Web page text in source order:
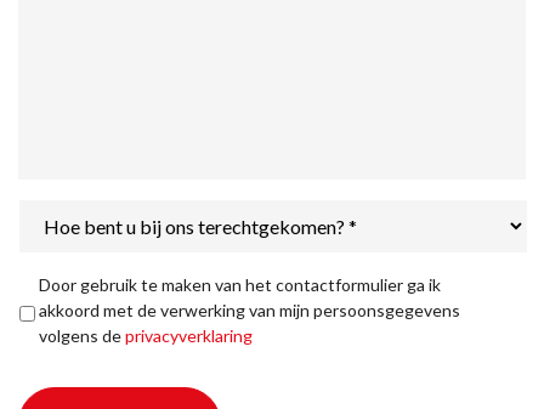
bent
ons
terechtgekomen?
Privacyverklaring *
Door gebruik te maken van het contactformulier ga ik
akkoord met de verwerking van mijn persoonsgegevens
volgens deprivacyverklaring